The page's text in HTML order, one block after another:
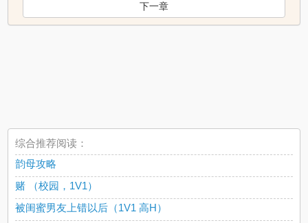
下一章
综合推荐阅读：
韵母攻略
赌 （校园，1V1）
被闺蜜男友上错以后（1V1 高H）